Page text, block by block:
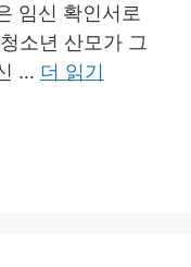
임신 확인서로
소년 산모가 그
… 더 읽기